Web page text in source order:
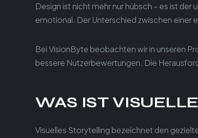
Design ist nicht mehr nur hübsch – es ist
emotional. Der Unterschied zwischen einer
Bei VisionByte beobachten wir in unseren
bessere Nutzerbewertungen. Die
WAS IST
Visuelles Storytelling bezeichnet den